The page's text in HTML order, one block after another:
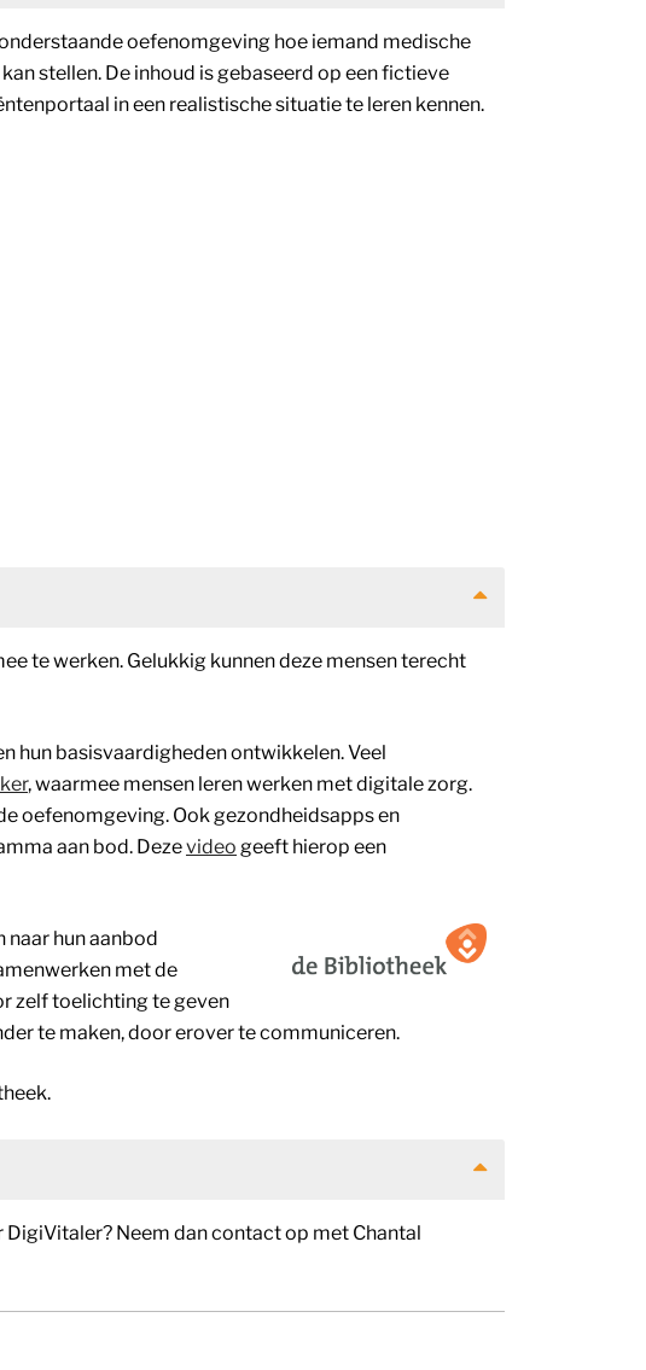
oefenomgeving hoe iemand medische
stellen. De inhoud is gebaseerd op een fictieve
in een realistische situatie te leren kennen.
te werken. Gelukkig kunnen deze mensen terecht
hun basisvaardigheden ontwikkelen. Veel
, waarmee mensen leren werken met digitale zorg.
oefenomgeving. Ook gezondheidsapps en
aan bod. Dezevideo geeft hierop een
naar hun aanbod
met de
zelf toelichting te geven
te maken, door erover te communiceren.
Neem dan contact op met Chantal